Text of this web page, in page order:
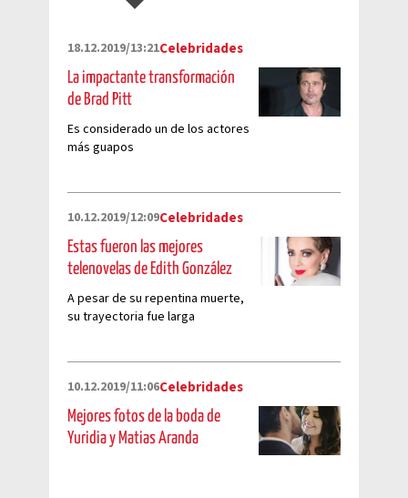
18.12.2019/13:21Celebridades
La impactante transformación
de Brad Pitt
Es considerado un de los actores
más guapos
10.12.2019/12:09Celebridades
Estas fueron las mejores
telenovelas de Edith González
A pesar de su repentina muerte,
su trayectoria fue larga
10.12.2019/11:06Celebridades
Mejores fotos de la boda de
Yuridia y Matias Aranda